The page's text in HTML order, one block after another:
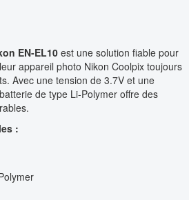
EN-EL10 est une solution fiable pour
appareil photo Nikon Coolpix toujours
Avec une tension de 3.7V et une
de type Li-Polymer offre des
: